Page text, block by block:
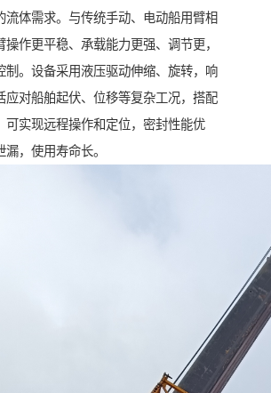
流体需求。与传统手动、电动船用臂相
操作更平稳、承载能力更强、调节更，
制。设备采用液压驱动伸缩、旋转，响
应对船舶起伏、位移等复杂工况，搭配
可实现远程操作和定位，密封性能优
漏，使用寿命长。